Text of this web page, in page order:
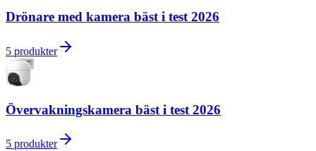
Drönare med kamera bäst i test 2026
5 produkter
Övervakningskamera bäst i test 2026
5 produkter